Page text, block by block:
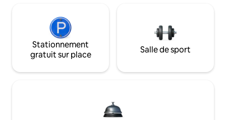
Stationnement
gratuit sur place
Salle de sport